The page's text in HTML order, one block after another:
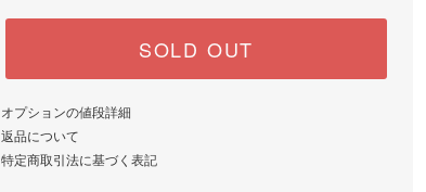
SOLD OUT
オプションの値段詳細
返品について
特定商取引法に基づく表記